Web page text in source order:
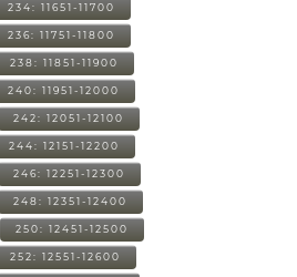
234: 11651-11700
236: 11751-11800
238: 11851-11900
240: 11951-12000
242: 12051-12100
244: 12151-12200
246: 12251-12300
248: 12351-12400
250: 12451-12500
252: 12551-12600